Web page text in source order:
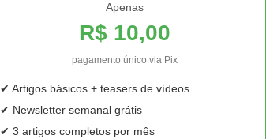
Apenas
R$ 10,00
pagamento único via Pix
✔ Artigos básicos + teasers de vídeos
✔ Newsletter semanal grátis
✔ 3 artigos completos por mês